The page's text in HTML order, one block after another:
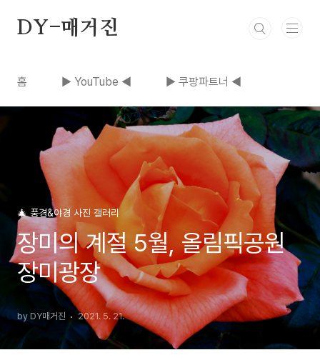
DY-매거진
홈 ▶ YouTube ◀ ▶ 쿠팡파트너 ◀
🎄 풍경&야경 사진 갤러리
장미의 계절 5월, 올림픽공원
장미광장
by DY매거진 2021. 5. 21.